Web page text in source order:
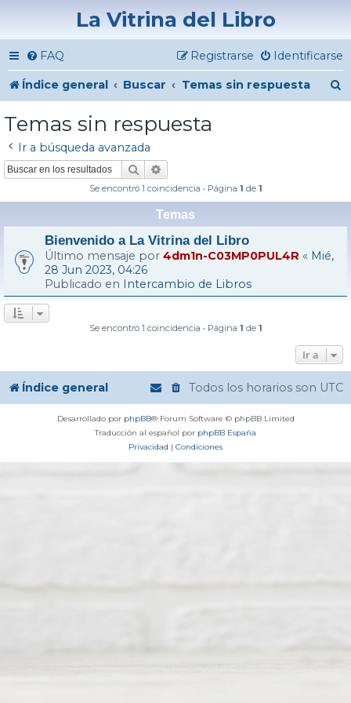
La Vitrina del Libro
FAQ Identificarse
Registrarse
Índice general Buscar Temas sin respuesta
r
Temas sin respuesta
Ir a búsqueda avanzada
Buscar
Se encontró 1 coincidencia • Página 1 de 1
Temas
Bienvenido a La Vitrina del Libro
Último mensaje por 4dm1n-C03MP0PUL4R « Mié,
28 Jun 2023, 04:26
Publicado en
Intercambio de Libros
Se encontró 1 coincidencia • Página 1 de 1
Ir a
Índice general Todos los horarios son UTC
Desarrollado por phpBB® Forum Software © phpBB Limited
Traducción al español por phpBB España
Privacidad | Condiciones